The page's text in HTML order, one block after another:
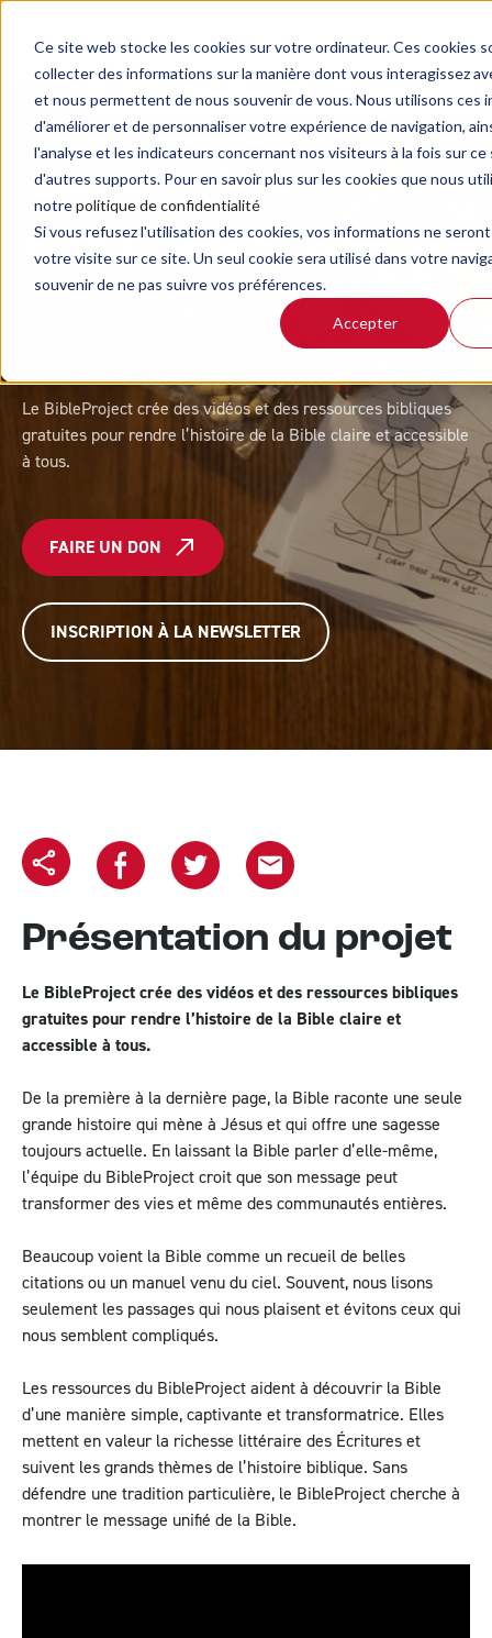
Ce site web stocke les cookies sur votre ordinateur. Ces cookies
collecter des informations sur la manière dont vous interagissez
et nous permettent de nous souvenir de vous. Nous utilisons ces
d'améliorer et de personnaliser votre expérience de navigation,
l'analyse et les indicateurs concernant nos visiteurs à la fois sur
d'autres supports. Pour en savoir plus sur les cookies que nous
notrepolitique de confidentialité
Si vous refusez l'utilisation des cookies, vos informations ne
votre visite sur ce site. Un seul cookie sera utilisé dans votre
souvenir de ne pas suivre vos préférences.
Accepter
RETOUR AUX PROJETS
Projet de long terme
BibleProject français
Le BibleProject crée des vidéos et des ressources bibliques
gratuites pour rendre l’histoire de la Bible claire et accessible
à tous.
FAIRE UN DON
INSCRIPTION À LA NEWSLETTER
Copier l'url
Présentation du projet
Le BibleProject crée des vidéos et des ressources bibliques
gratuites pour rendre l’histoire de la Bible claire et
accessible à tous.
De la première à la dernière page, la Bible raconte une seule
grande histoire qui mène à Jésus et qui offre une sagesse
toujours actuelle. En laissant la Bible parler d’elle-même,
l’équipe du BibleProject croit que son message peut
transformer des vies et même des communautés entières.
Beaucoup voient la Bible comme un recueil de belles
citations ou un manuel venu du ciel. Souvent, nous lisons
seulement les passages qui nous plaisent et évitons ceux qui
nous semblent compliqués.
Les ressources du BibleProject aident à découvrir la Bible
d’une manière simple, captivante et transformatrice. Elles
mettent en valeur la richesse littéraire des Écritures et
suivent les grands thèmes de l’histoire biblique. Sans
défendre une tradition particulière, le BibleProject cherche à
montrer le message unifié de la Bible.